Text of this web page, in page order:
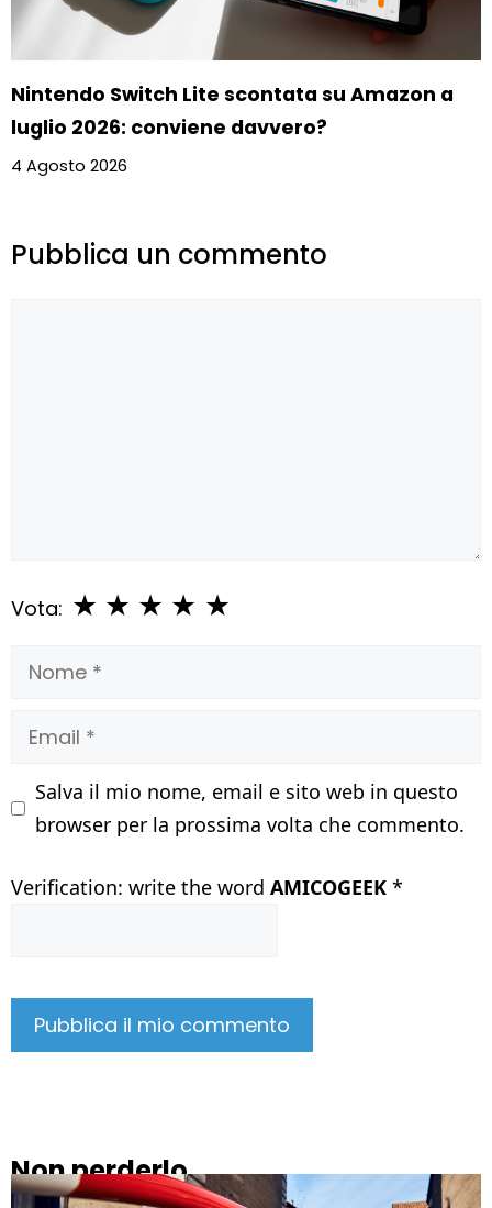
Nintendo Switch Lite scontata su Amazon a
luglio 2026: conviene davvero?
4 Agosto 2026
Pubblica un commento
Vota: ★
★
★
★
★
Nome
Email
Salva il mio nome, email e sito web in questo
browser per la prossima volta che commento.
Verification: write the word AMICOGEEK *
Non perderlo